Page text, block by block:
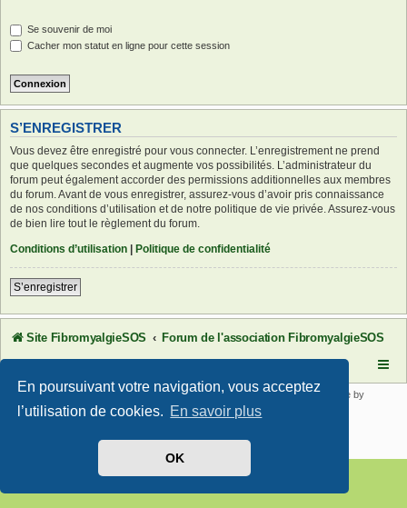
En poursuivant votre navigation, vous acceptez
l’utilisation de cookies. En savoir plus
OK
Se souvenir de moi
Cacher mon statut en ligne pour cette session
S’ENREGISTRER
Vous devez être enregistré pour vous connecter. L’enregistrement ne prend
que quelques secondes et augmente vos possibilités. L’administrateur du
forum peut également accorder des permissions additionnelles aux membres
du forum. Avant de vous enregistrer, assurez-vous d’avoir pris connaissance
de nos conditions d’utilisation et de notre politique de vie privée. Assurez-vous
de bien lire tout le règlement du forum.
Conditions d’utilisation
Politique de confidentialité
S’enregistrer
Site FibromyalgieSOS Forum de l'association FibromyalgieSOS
Développé parphpBB® Forum Software © phpBB Limited | SE Square by
PhpBB3 BBCodes
Confidentialité|Conditions